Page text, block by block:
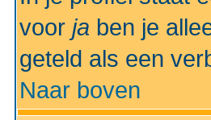
voor ja ben je
geteld als een
Naar boven